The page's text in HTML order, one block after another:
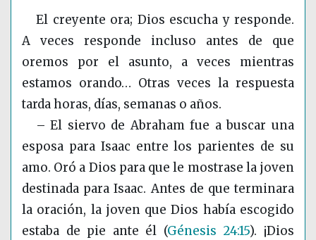
El creyente ora; Dios escucha y responde.
A veces responde incluso antes de que
oremos por el asunto, a veces mientras
estamos orando… Otras veces la respuesta
tarda horas, días, semanas o años.
– El siervo de Abraham fue a buscar una
esposa para Isaac entre los parientes de su
amo. Oró a Dios para que le mostrase la joven
destinada para Isaac. Antes de que terminara
la oración, la joven que Dios había escogido
estaba de pie ante él (Génesis 24:15). ¡Dios